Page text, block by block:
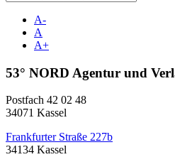
A-
A
A+
53° NORD Agentur und
Postfach 42 02 48
34071 Kassel
Frankfurter Straße 227b
34134 Kassel